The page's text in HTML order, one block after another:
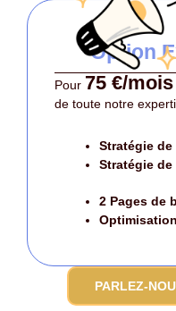
Option
Pour 75 €/mois
de toute notre
Stratégie
Stratégie
2 Pages de
PARLEZ-